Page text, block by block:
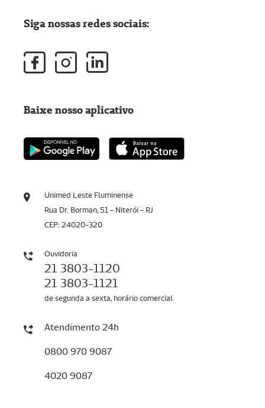
Unimed Leste Fluminense
Rua Dr. Borman, 51 - Niterói - RJ
CEP: 24020-320
Ouvidoria
21 3803-1120
21 3803-1121
de segunda a sexta, horário comercial
Atendimento 24h
0800 970 9087
4020 9087
Siga nossas redes sociais:
Baixe nosso aplicativo